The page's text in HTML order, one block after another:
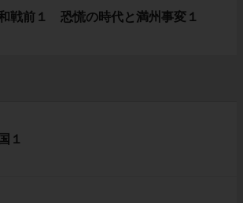
戦前１ 恐慌の時代と満州事変１
１